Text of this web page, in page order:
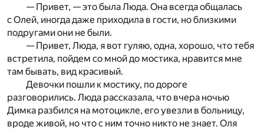
— Привет, — это была Люда. Она всегда общалась
с Олей, иногда даже приходила в гости, но близкими
подругами они не были.
— Привет, Люда, я вот гуляю, одна, хорошо, что тебя
встретила, пойдем со мной до мостика, нравится мне
там бывать, вид красивый.
Девочки пошли к мостику, по дороге
разговорились. Люда рассказала, что вчера ночью
Димка разбился на мотоцикле, его увезли в больницу,
вроде живой, но что с ним точно никто не знает. Оля